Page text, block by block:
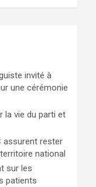
invité à
une cérémonie
la vie du parti et
assurent rester
national
sur les
patients